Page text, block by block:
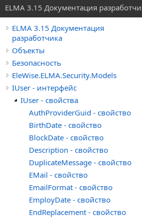
ELMA 3.15 Документация
ELMA 3.15 Документация
разработчика
Объекты
Безопасность
EleWise.ELMA.Security.Models
IUser - интерфейс
IUser - свойства
AuthProviderGuid - свойство
BirthDate - свойство
BlockDate - свойство
Description - свойство
DuplicateMessage - свойство
EMail - свойство
EmailFormat - свойство
EmployDate - свойство
EndReplacement - свойство